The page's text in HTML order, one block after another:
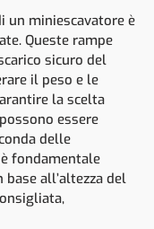
un miniescavatore è
Queste rampe
sicuro del
il peso e le
la scelta
essere
delle
fondamentale
all’altezza del